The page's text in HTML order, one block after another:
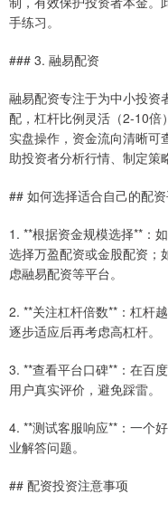
手练习。
### 3. 融易配资
融易配资专注于为中小投资
配，杠杆比例灵活（2-10倍
实盘操作，资金流向清晰可
助投资者分析行情、制定策
## 如何选择适合自己的配资
1. **根据资金规模选择**：
选择万盈配资或金股配资；
虑融易配资等平台。
2. **关注杠杆倍数**：杠杆
逐步适应后再考虑高杠杆。
3. **查看平台口碑**：在百
用户真实评价，避免踩雷。
4. **测试客服响应**：一个
业解答问题。
## 配资投资注意事项